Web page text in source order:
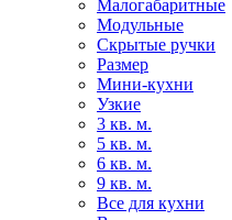
Малогабаритные
Модульные
Скрытые ручки
Размер
Мини-кухни
Узкие
3 кв. м.
5 кв. м.
6 кв. м.
9 кв. м.
Все для кухни